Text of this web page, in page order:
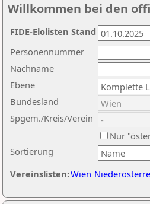
Willkommen bei den
Nachname
Ebene
Sortierung
Personennummer
Bundesland
Spgem./Kreis/Verein
Nur
Vereinslisten:Wien
FIDE-Elolisten Stand